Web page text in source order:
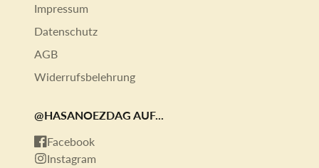
Impressum
Datenschutz
AGB
Widerrufsbelehrung
@HASANOEZDAG AUF...
Facebook
Instagram